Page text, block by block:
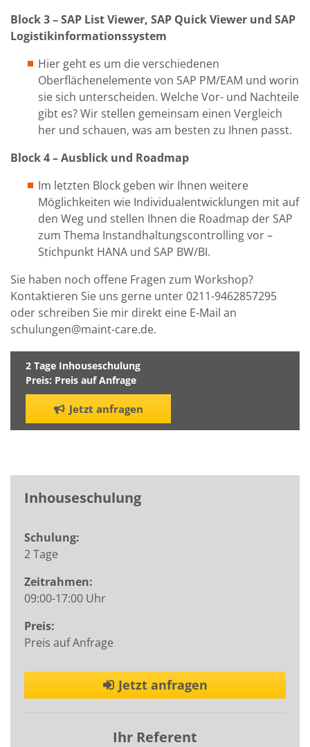
Block 3 –SAP List Viewer, SAP Quick Viewer und SAP
Logistikinformationssystem
Hier geht es um die verschiedenen
Oberflächenelemente von SAP PM/EAM und worin
sie sich unterscheiden. Welche Vor- und Nachteile
gibt es? Wir stellen gemeinsam einen Vergleich
her und schauen, was am besten zu Ihnen passt.
Block4– Ausblick und Roadmap
Im letzten Block geben wir Ihnen weitere
Möglichkeiten wie Individualentwicklungen mit auf
den Weg und stellen Ihnen die Roadmap der SAP
zum Thema Instandhaltungscontrolling vor –
Stichpunkt HANA und SAP BW/BI.
Sie haben noch offene Fragen zum Workshop?
Kontaktieren Sie uns gerne unter 0211-9462857295
oder schreiben Sie mir direkt eine E-Mail an
schulungen@maint-care.de.
2 Tage Inhouseschulung
Preis: Preis auf Anfrage
Jetzt anfragen
Inhouseschulung
Schulung:
2 Tage
Zeitrahmen:
09:00-17:00 Uhr
Preis:
Preis auf Anfrage
Jetzt anfragen
Ihr Referent